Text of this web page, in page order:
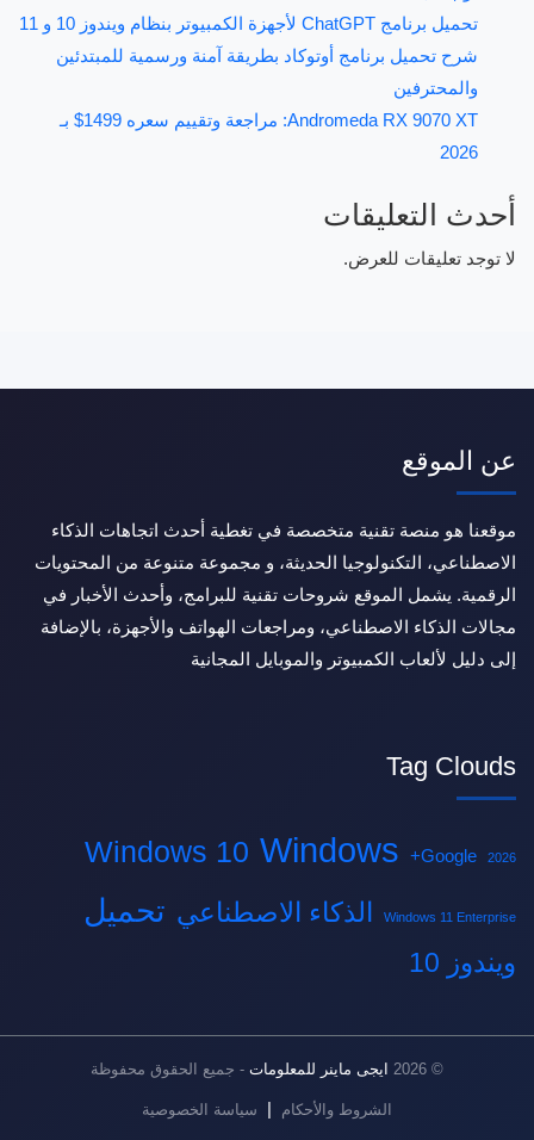
تحميل برنامج ChatGPT لأجهزة الكمبيوتر بنظام ويندوز 10 و 11
شرح تحميل برنامج أوتوكاد بطريقة آمنة ورسمية للمبتدئين
والمحترفين
Andromeda RX 9070 XT: مراجعة وتقييم سعره 1499$ بـ
2026
أحدث التعليقات
لا توجد تعليقات للعرض.
عن الموقع
موقعنا هو منصة تقنية متخصصة في تغطية أحدث اتجاهات الذكاء
الاصطناعي، التكنولوجيا الحديثة، و مجموعة متنوعة من المحتويات
الرقمية. يشمل الموقع شروحات تقنية للبرامج، وأحدث الأخبار في
مجالات الذكاء الاصطناعي، ومراجعات الهواتف والأجهزة، بالإضافة
إلى دليل لألعاب الكمبيوتر والموبايل المجانية
Tag Clouds
2026
Google+
Windows
Windows 10
Windows 11 Enterprise الذكاء الاصطناعي تحميل
ويندوز 10
© 2026 ايجى ماينر للمعلومات - جميع الحقوق محفوظة
الشروط والأحكام | سياسة الخصوصية